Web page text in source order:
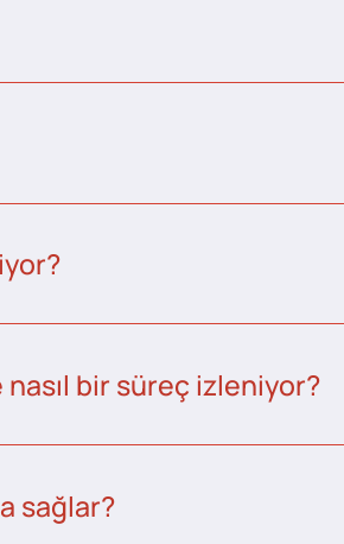
bir süreç izleniyor?
sağlar?